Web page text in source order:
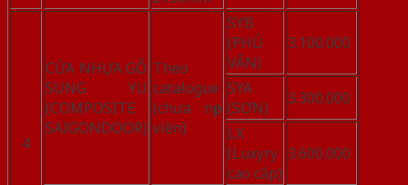
4
CỬA NHỰA GỖ
SUNG YU
(COMPOSITE
SAIGONDOOR)
Theo
catalogue
(chưa nẹp
viền)
SYB
(PHỦ
VÂN)
3.100.000
SYA
(SƠN)
3.300.000
LX
(Luxyry
cao cấp)
3.600.000